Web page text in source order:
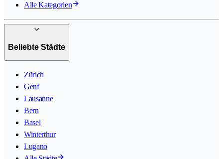
Alle Kategorien
Beliebte Städte
Zürich
Genf
Lausanne
Bern
Basel
Winterthur
Lugano